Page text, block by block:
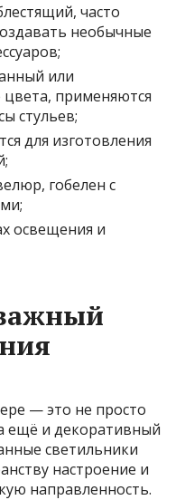
часто
необычные
или
применяются
стульев;
для изготовления
гобелен с
освещения и
— это не просто
ещё и декоративный
светильники
настроение и
направленность.